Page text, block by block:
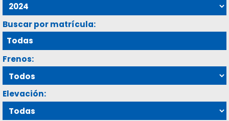
Buscar por matrícula:
Frenos:
Elevación: